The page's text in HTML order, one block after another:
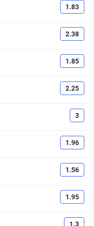
1.83
2.38
1.85
2.25
3
1.96
1.56
1.95
1.3